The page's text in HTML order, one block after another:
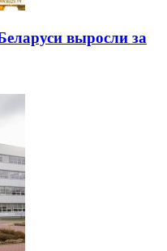
выросли за